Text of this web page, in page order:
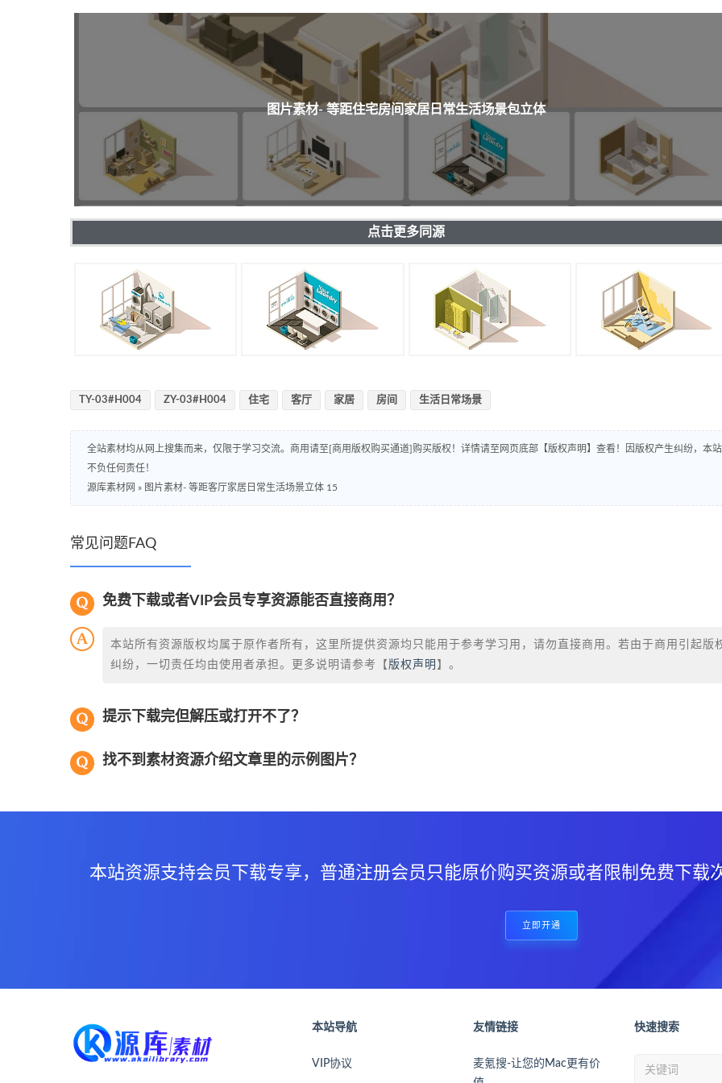
图片素材- 等距住宅房间家居日常生活场景包立体
点击更多同源
TY-03#H004 ZY-03#H004 住宅 客厅 家居 房间 生活日常场景
全站素材均从网上搜集而来，仅限于学习交流。商用请至[商用版权购买通道]购买版权！详情请至网页底部【版权声明】查看！因版权产生纠纷，本站
不负任何责任！
源库素材网 » 图片素材- 等距客厅家居日常生活场景立体 15
常见问题FAQ
免费下载或者VIP会员专享资源能否直接商用？
本站所有资源版权均属于原作者所有，这里所提供资源均只能用于参考学习用，请勿直接商用。若由于商用引起版
纠纷，一切责任均由使用者承担。更多说明请参考【 版权声明 】。
提示下载完但解压或打开不了？
找不到素材资源介绍文章里的示例图片？
本站资源支持会员下载专享，普通注册会员只能原价购买资源或者限制免费下载
立即开通
本站导航
VIP协议
友情链接
麦氪搜-让您的Mac更有价
快速搜索